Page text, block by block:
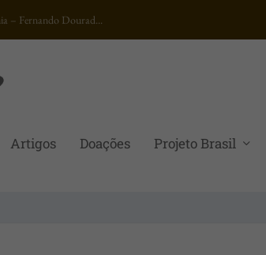
– Fernando Dourad...
Artigos Doações Projeto Brasil